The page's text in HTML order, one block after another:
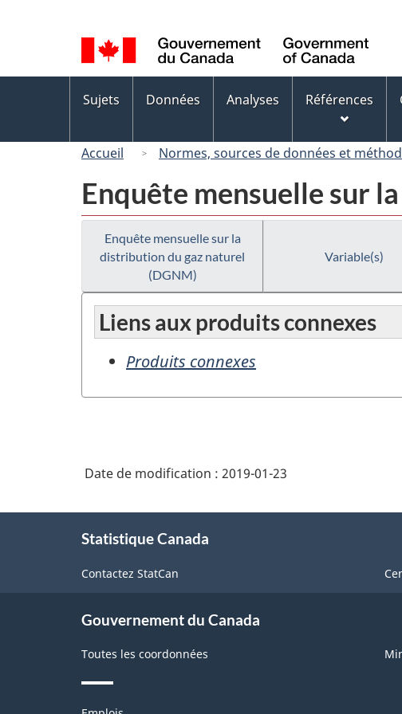
de
la
langue
des
Sujets Données Analyses Références
Accueil Normes, sources de données et
Enquête mensuelle sur
Enquête mensuelle sur la
distribution du gaz naturel
(DGNM)
Variable(s)
Liens aux produits connexes
Produits connexes
Date de modification : 2019-01-23
Statistique Canada
Contactez StatCan
Gouvernement du Canada
Toutes les coordonnées
Thèmes